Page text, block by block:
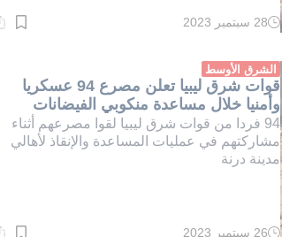
وقت
دقيقة.
28 سبتمبر 2023
الشرق الأوسط
قوات شرق ليبيا تعلن مصرع 94 عسكريا
وأمنيا خلال مساعدة منكوبي الفيضانات
94 فردا من قوات شرق ليبيا لقوا مصرعهم أثناء
مشاركتهم في عمليات المساعدة والإنقاذ لأهالي
مدينة درنة
26 سبتمبر 2023